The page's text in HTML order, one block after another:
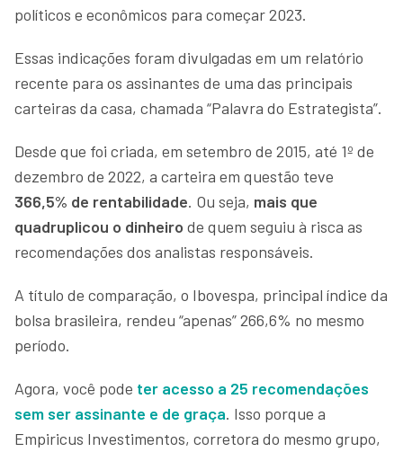
políticos e econômicos para começar 2023.
Essas indicações foram divulgadas em um relatório
recente para os assinantes de uma das principais
carteiras da casa, chamada “Palavra do Estrategista”.
Desde que foi criada, em setembro de 2015, até 1º de
dezembro de 2022, a carteira em questão teve
366,5% de rentabilidade. Ou seja, mais que
quadruplicou o dinheiro de quem seguiu à risca as
recomendações dos analistas responsáveis.
A título de comparação, o Ibovespa, principal índice da
bolsa brasileira, rendeu “apenas” 266,6% no mesmo
período.
Agora, você pode ter acesso a 25 recomendações
sem ser assinante e de graça. Isso porque a
Empiricus Investimentos, corretora do mesmo grupo,